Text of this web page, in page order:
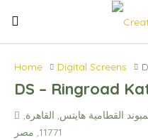
Home Digital Screens
DS – Ringroad
القطامية هايتس, القاهرة,
11771, مصر